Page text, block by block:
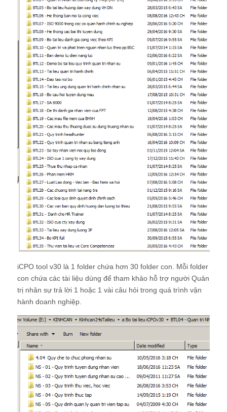
iCPO tool v30 là 1 folder chứa hơn 30 folder con. Mỗi folder
con chứa các tài liệu dùng để tham khảo hỗ trợ người Quản
trị nhân sự trả lời 1 hoặc 1 vài câu hỏi trong quá trình vận
hành doanh nghiệp.